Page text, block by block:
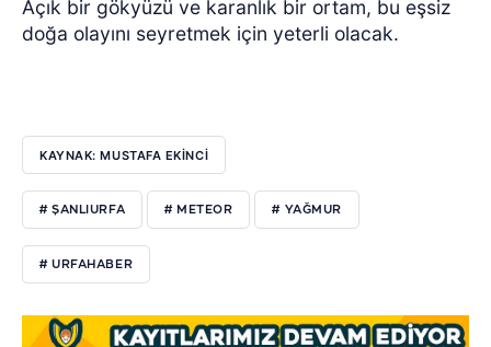
Açık bir gökyüzü ve karanlık bir ortam, bu eşsiz
doğa olayını seyretmek için yeterli olacak.
KAYNAK: MUSTAFA EKİNCİ
# ŞANLIURFA # METEOR # YAĞMUR
# URFAHABER